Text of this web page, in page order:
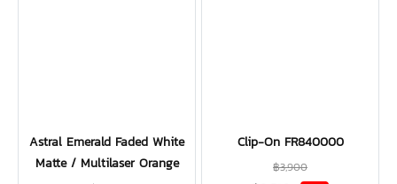
Astral Emerald Faded White
Matte / Multilaser Orange
Clip-On FR840000
฿3,900